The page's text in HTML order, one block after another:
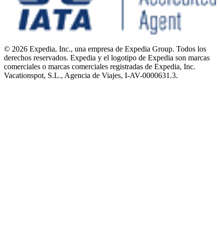
© 2026 Expedia, Inc., una empresa de Expedia Group. Todos los
derechos reservados. Expedia y el logotipo de Expedia son marcas
comerciales o marcas comerciales registradas de Expedia, Inc.
Vacationspot, S.L., Agencia de Viajes, I-AV-0000631.3.